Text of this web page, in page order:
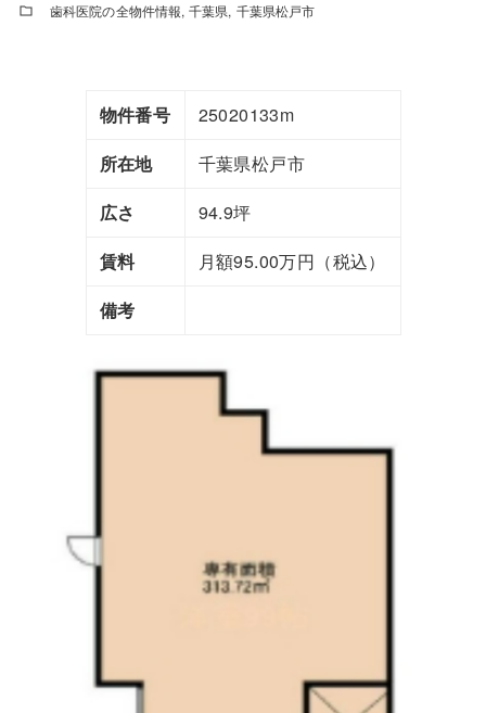
歯科医院の全物件情報 千葉県 千葉県松戸市
物件番号
25020133m
所在地
千葉県松戸市
広さ
94.9坪
賃料
月額95.00万円（税込）
備考